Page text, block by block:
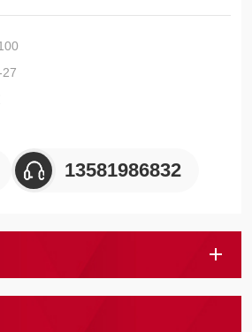
置有机结合，采用10寸高清触摸屏参数
是一台专业的电线耐电弧测试设备。
13581986832